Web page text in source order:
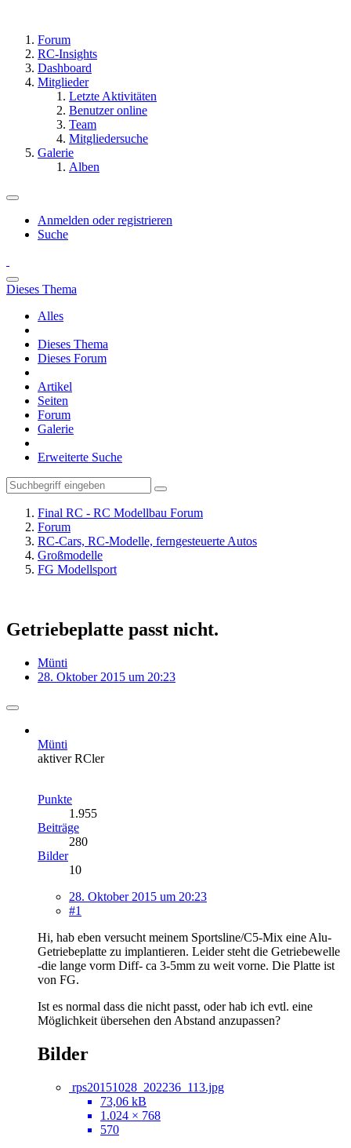
Forum
RC-Insights
Dashboard
Mitglieder
Letzte Aktivitäten
Benutzer online
Team
Mitgliedersuche
Galerie
Alben
Anmelden oder registrieren
Suche
Dieses Thema
Alles
Dieses Thema
Dieses Forum
Artikel
Seiten
Forum
Galerie
Erweiterte Suche
Final RC - RC Modellbau Forum
Forum
RC-Cars, RC-Modelle, ferngesteuerte Autos
Großmodelle
FG Modellsport
Getriebeplatte passt nicht.
Münti
28. Oktober 2015 um 20:23
Münti
aktiver RCler
Punkte
1.955
Beiträge
280
Bilder
10
28. Oktober 2015 um 20:23
#1
Hi, hab eben versucht meinem Sportsline/C5-Mix eine Alu-
Getriebeplatte zu implantieren. Leider steht die Getriebewelle
-die lange vorm Diff- ca 3-5mm zu weit vorne. Die Platte ist
von FG.
Ist es normal dass die nicht passt, oder hab ich evtl. eine
Möglichkeit übersehen den Abstand anzupassen?
Bilder
rps20151028_202236_113.jpg
73,06 kB
1.024 × 768
570